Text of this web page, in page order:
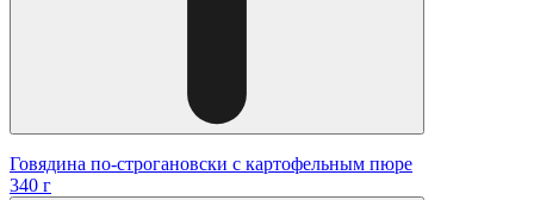
Говядина по-строгановски с картофельным пюре
340 г